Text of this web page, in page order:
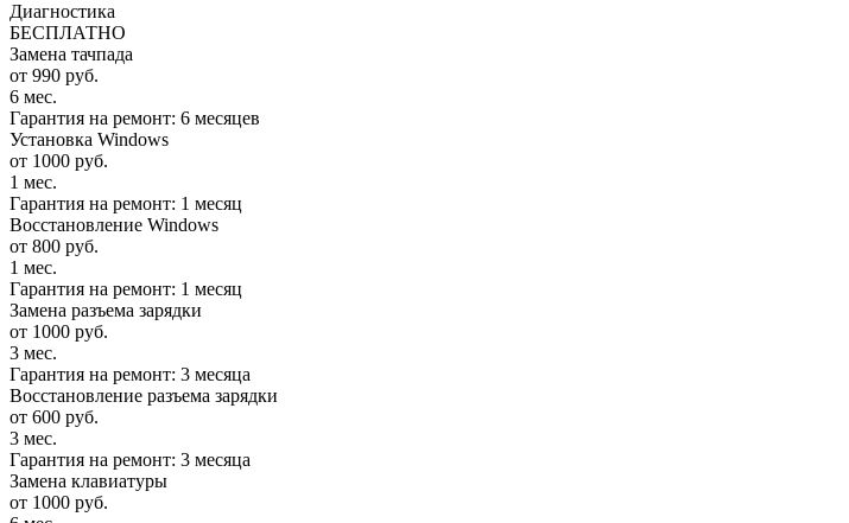
Диагностика
БЕСПЛАТНО
Замена тачпада
от 990 руб.
6 мес.
Гарантия на ремонт: 6 месяцев
Установка Windows
от 1000 руб.
1 мес.
Гарантия на ремонт: 1 месяц
Восстановление Windows
от 800 руб.
1 мес.
Гарантия на ремонт: 1 месяц
Замена разъема зарядки
от 1000 руб.
3 мес.
Гарантия на ремонт: 3 месяца
Восстановление разъема зарядки
от 600 руб.
3 мес.
Гарантия на ремонт: 3 месяца
Замена клавиатуры
от 1000 руб.